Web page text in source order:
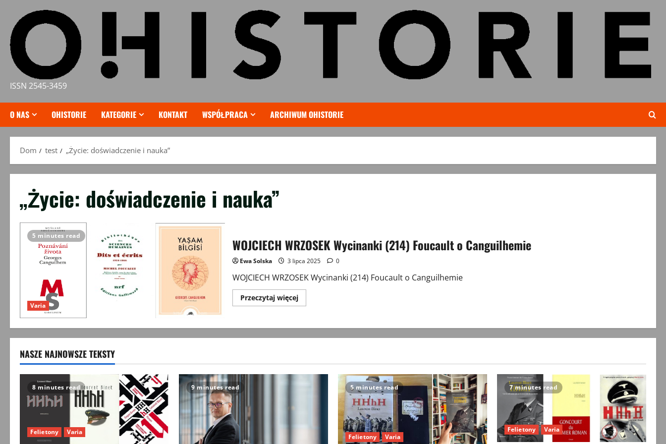
treści
ISSN 2545-3459
O NAS OHISTORIE KATEGORIE KONTAKT WSPÓŁPRACA ARCHIWUM OHISTORIE
Dom test „Życie: doświadczenie i nauka”
„Życie: doświadczenie i nauka”
5 minutes read
Varia
WOJCIECH WRZOSEK Wycinanki (214) Foucault o Canguilhemie
Ewa Solska 3 lipca 2025 0
WOJCIECH WRZOSEK Wycinanki (214) Foucault o Canguilhemie
Przeczytaj więcejPrzeczytaj
więcej
(214)
NASZE NAJNOWSZE TEKSTY
8 minutes read
Felietony Varia
9 minutes read 5 minutes read
Felietony Varia
7 minutes read
Felietony Varia